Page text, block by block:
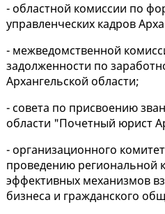
- областной комиссии по
управленческих кадров
- межведомственной
задолженности по
Архангельской области;
- совета по присвоению
области "Почетный юрист
- организационного
проведению региональной
эффективных механизмов
бизнеса и гражданского